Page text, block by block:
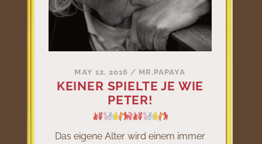
MAY 12, 2016 / MR.PAPAYA
KEINER SPIELTE JE WIE
PETER!
Das eigene Alter wird einem immer